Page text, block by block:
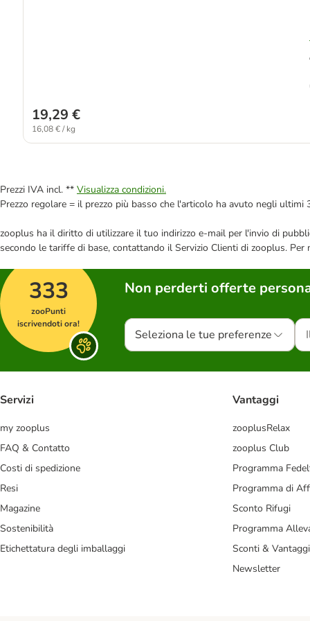
19,29 €
16,08 € / kg
Prezzi IVA incl. ** Visualizza condizioni.
Prezzo regolare = il prezzo più basso che l'articolo ha avuto negli ultimi
zooplus ha il diritto di utilizzare il tuo indirizzo e-mail per l'invio di
secondo le tariffe di base, contattando il Servizio Clienti di zooplus. Per
333
zooPunti
iscrivendoti ora!
Non perderti offerte
Seleziona le tue preferenze
Servizi
my zooplus
FAQ & Contatto
Costi di spedizione
Resi
Magazine
Sostenibilità
Etichettatura degli imballaggi
Vantaggi
zooplusRelax
zooplus Club
Programma
Programma di
Sconto Rifugi
Programma
Sconti & Vantaggi
Newsletter